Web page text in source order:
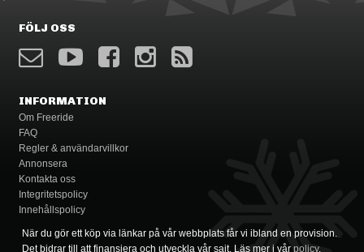
FÖLJ OSS
INFORMATION
Om Freeride
FAQ
Regler & användarvillkor
Annonsera
Kontakta oss
Integritetspolicy
Innehållspolicy
När du gör ett köp via länkar på vår webbplats får vi ibland en provision.
Det bidrar till att finansiera och utveckla vår sajt. Läs mer i vår policy.